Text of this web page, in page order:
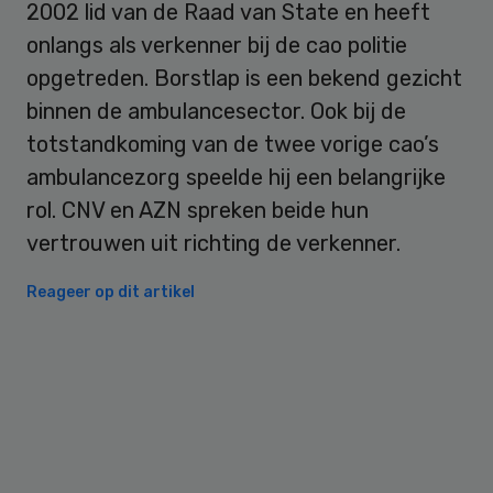
2002 lid van de Raad van State en heeft
onlangs als verkenner bij de cao politie
opgetreden. Borstlap is een bekend gezicht
binnen de ambulancesector. Ook bij de
totstandkoming van de twee vorige cao’s
ambulancezorg speelde hij een belangrijke
rol. CNV en AZN spreken beide hun
vertrouwen uit richting de verkenner.
Reageer op dit artikel